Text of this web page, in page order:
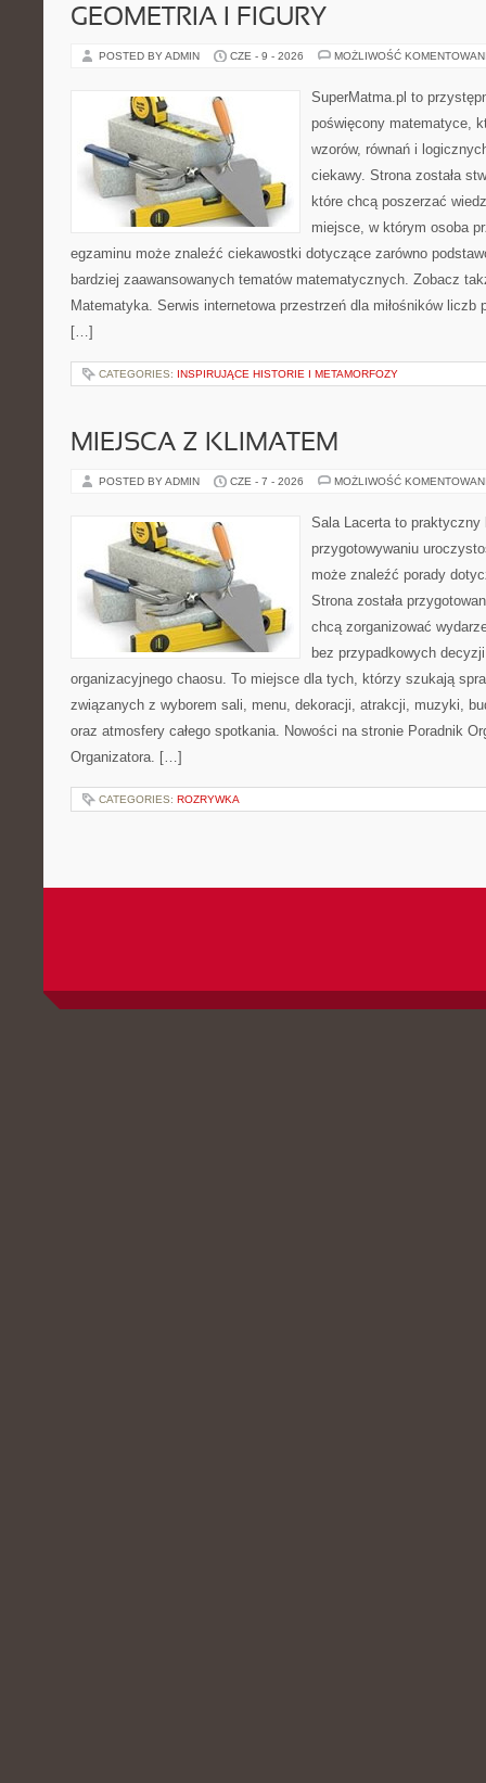
GEOMETRIA I FIGURY
POSTED BY ADMIN CZE - 9 - 2026 MOŻLIWOŚĆ
SuperMatma.pl to
poświęcony matematyce,
wzorów, równań i
ciekawy. Strona została
które chcą poszerzać
miejsce, w którym osoba
egzaminu może znaleźć ciekawostki dotyczące zarówno
bardziej zaawansowanych tematów matematycznych. Zobacz
Matematyka. Serwis internetowa przestrzeń dla miłośników liczb
[…]
CATEGORIES: INSPIRUJĄCE HISTORIE I METAMORFOZY
MIEJSCA Z KLIMATEM
POSTED BY ADMIN CZE - 7 - 2026 MOŻLIWOŚĆ
Sala Lacerta to praktyczny
przygotowywaniu
może znaleźć porady
Strona została
chcą zorganizować
bez przypadkowych
organizacyjnego chaosu. To miejsce dla tych, którzy szukają
związanych z wyborem sali, menu, dekoracji, atrakcji, muzyki,
oraz atmosfery całego spotkania. Nowości na stronie Poradnik
Organizatora. […]
CATEGORIES: ROZRYWKA